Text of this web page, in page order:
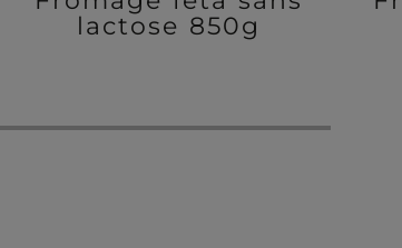
lactose 850g